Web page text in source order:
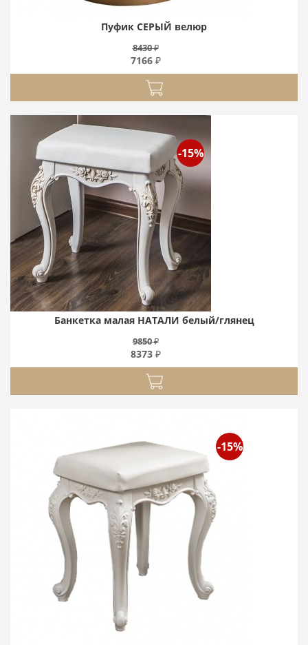
Пуфик СЕРЫЙ велюр
8430 ₽
7166 ₽
-15%
Банкетка малая НАТАЛИ белый/глянец
9850 ₽
8373 ₽
-15%